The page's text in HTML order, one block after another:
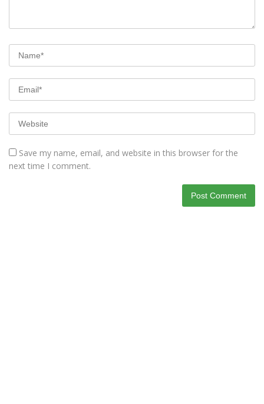
Save my name, email, and website in this browser for the
next time I comment.